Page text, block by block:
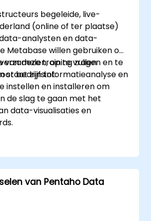
begeleide, live-
(online of ter plaatse)
analysten en data-
Metabase willen gebruiken om
op te vragen en te
bedrijfsinformatieanalyse en
van deze training zullen
staat zijn tot:
instellen en installeren om
de slag te gaan met het
data-visualisaties en
geaggregeerd en visueel
in Metabase.
en hulpmiddelen van
gebruiken voor het schrijven
grafieken en dashboards
van Pentaho Data